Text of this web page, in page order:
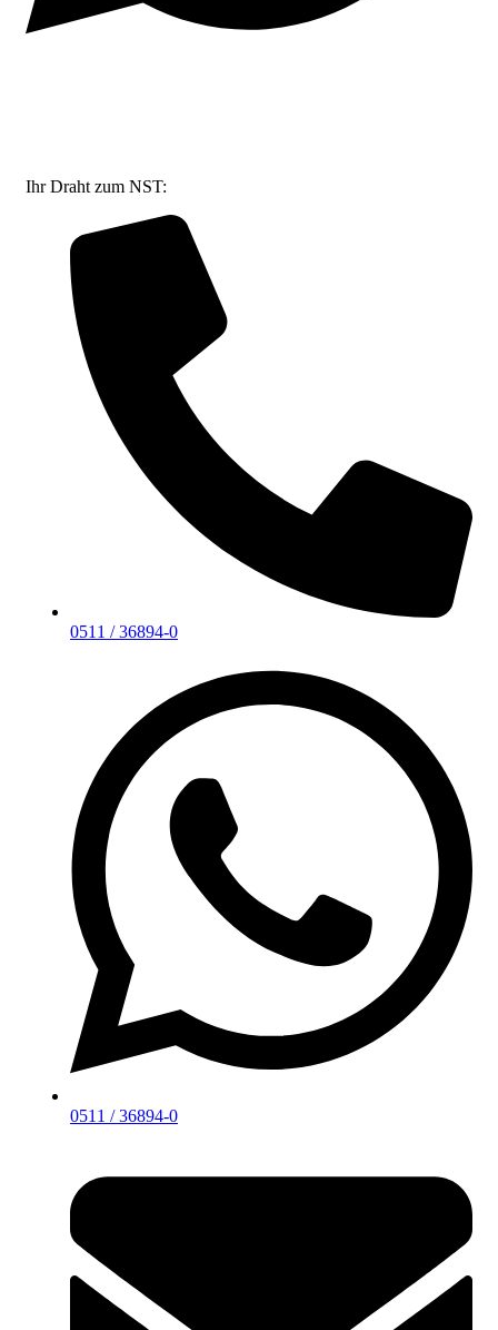
Ihr Draht zum NST:
0511 / 36894-0
0511 / 36894-0